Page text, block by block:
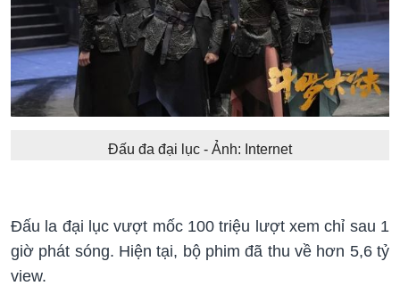
Đấu đa đại lục - Ảnh: Internet
Đấu la đại lục vượt mốc 100 triệu lượt xem chỉ sau 1
giờ phát sóng. Hiện tại, bộ phim đã thu về hơn 5,6 tỷ
view.